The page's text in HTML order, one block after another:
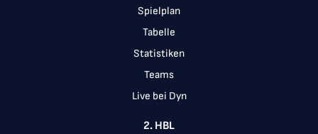
Spielplan
Tabelle
Statistiken
Teams
Live bei Dyn
2. HBL